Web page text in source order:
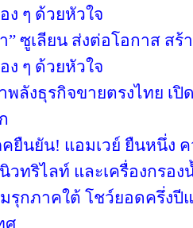
ง ๆ ด้วยหัวใจ
ซูเลียน ส่งต่อโอกาส สร้
ง ๆ ด้วยหัวใจ
พลังธุรกิจขายตรงไทย เ
ยืนยัน! แอมเวย์ ยืนหนึ่ง ค
วทริไลท์ และเครื่องกรอง
มรุกภาคใต้ โชว์ยอดครึ่ง
ศ